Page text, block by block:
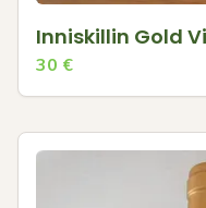
Inniskillin Gold
30 €